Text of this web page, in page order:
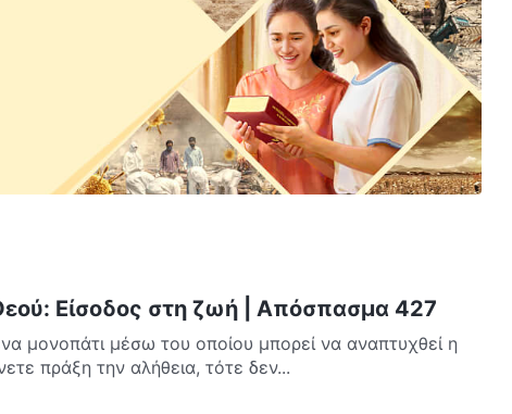
Είσοδος στη ζωή | Απόσπασμα 427
μονοπάτι μέσω του οποίου μπορεί να αναπτυχθεί η
πράξη την αλήθεια, τότε δεν...